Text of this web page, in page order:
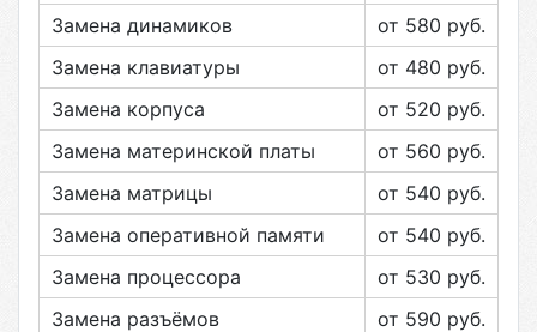
Замена динамиков
от 580 руб.
Замена клавиатуры
от 480 руб.
Замена корпуса
от 520 руб.
Замена материнской платы
от 560 руб.
Замена матрицы
от 540 руб.
Замена оперативной памяти
от 540 руб.
Замена процессора
от 530 руб.
Замена разъёмов
от 590 руб.